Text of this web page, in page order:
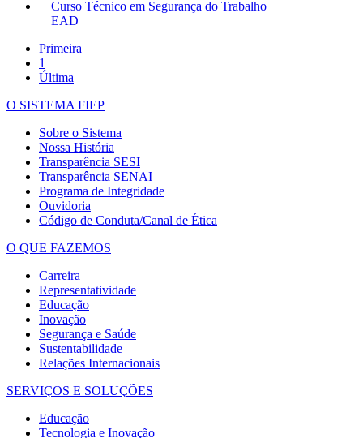
Curso Técnico em Segurança do Trabalho
EAD
Primeira
1
Última
O SISTEMA FIEP
Sobre o Sistema
Nossa História
Transparência SESI
Transparência SENAI
Programa de Integridade
Ouvidoria
Código de Conduta/Canal de Ética
O QUE FAZEMOS
Carreira
Representatividade
Educação
Inovação
Segurança e Saúde
Sustentabilidade
Relações Internacionais
SERVIÇOS E SOLUÇÕES
Educação
Tecnologia e Inovação